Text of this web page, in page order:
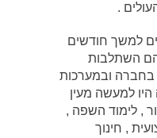
.
למשך חודשים
השתלבות
ובמערכות
היו למעשה מעין
, לימוד השפה ,
, חינוך